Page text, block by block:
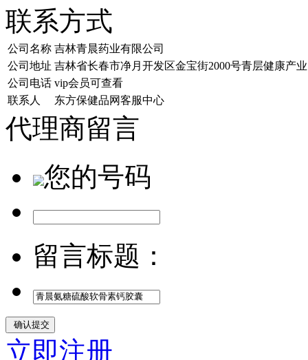
联系方式
公司名称 吉林青晨药业有限公司
公司地址 吉林省长春市净月开发区金宝街2000号青层健康产
公司电话 vip会员可查看
联系人
东方保健品网客服中心
代理商留言
您的号码
留言标题：
立即注册